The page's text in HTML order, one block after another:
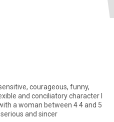
courageous, funny,
and conciliatory character I
a woman between 4 4 and 5
and sincer